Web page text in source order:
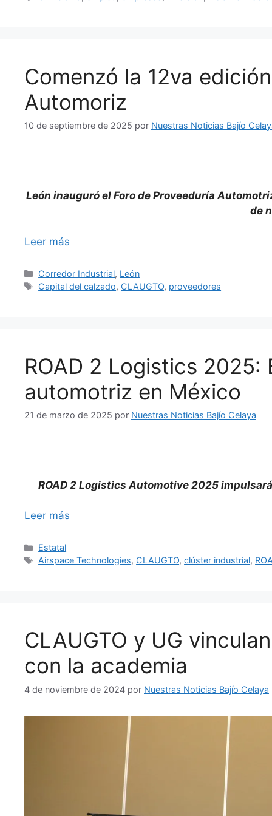
Comenzó la 12va
Automoriz
10 de septiembre de 2025 por Nuestras Noticias Bajío
León inauguró el Foro de Proveeduría
de
Leer más
Categorías
Corredor Industrial, León
Etiquetas
Capital del calzado, CLAUGTO, proveedores
ROAD 2 Logistics
automotriz en México
21 de marzo de 2025 por Nuestras Noticias Bajío Celaya
ROAD 2 Logistics Automotive 2025
Leer más
Categorías
Estatal
Etiquetas
Airspace Technologies, CLAUGTO,clúster industrial,
CLAUGTO y UG
con la academia
4 de noviembre de 2024 por Nuestras Noticias Bajío Celaya